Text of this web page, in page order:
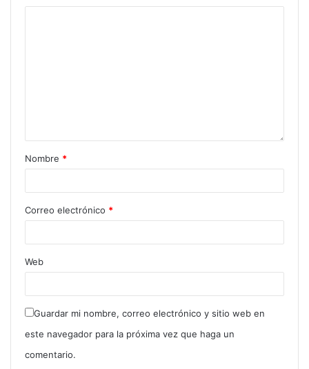
iNombre *
Correo electrónico *
Web
Guardar mi nombre, correo electrónico y sitio web en
este navegador para la próxima vez que haga un
comentario.